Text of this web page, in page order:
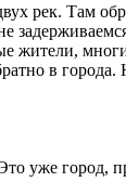
рек. Там
жители,
в
уже город,